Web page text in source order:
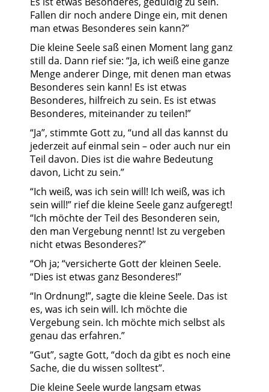
Fallen dir noch andere Dinge ein, mit denen
man etwas Besonderes sein kann?”
Die kleine Seele saß einen Moment lang ganz
still da. Dann rief sie: “Ja, ich weiß eine ganze
Menge anderer Dinge, mit denen man etwas
Besonderes sein kann! Es ist etwas
Besonderes, hilfreich zu sein. Es ist etwas
Besonderes, miteinander zu teilen!”
“Ja”, stimmte Gott zu, “und all das kannst du
jederzeit auf einmal sein – oder auch nur ein
Teil davon. Dies ist die wahre Bedeutung
davon, Licht zu sein.”
“Ich weiß, was ich sein will! Ich weiß, was ich
sein will!” rief die kleine Seele ganz aufgeregt!
“Ich möchte der Teil des Besonderen sein,
den man Vergebung nennt! Ist zu vergeben
nicht etwas Besonderes?”
“Oh ja; “versicherte Gott der kleinen Seele.
“Dies ist etwas ganz Besonderes!”
“In Ordnung!”, sagte die kleine Seele. Das ist
es, was ich sein will. Ich möchte die
Vergebung sein. Ich möchte mich selbst als
genau das erfahren.”
“Gut”, sagte Gott, “doch da gibt es noch eine
Sache, die du wissen solltest”.
Die kleine Seele wurde langsam etwas